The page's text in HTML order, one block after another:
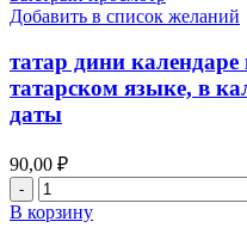
на
год
оптом,
на
русском
в
календаре:
праздничные
даты
Добавить в список желаний
татар дини
татарском языке, в
даты
90,00 ₽
Количество
товара
татар
В корзину